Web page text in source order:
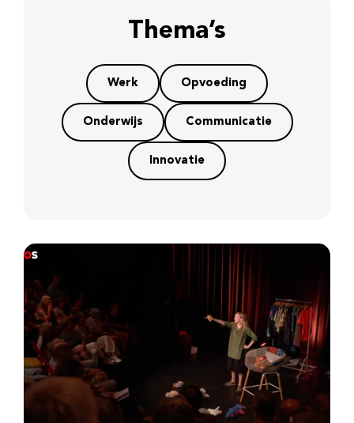
Thema’s
Werk Opvoeding
Onderwijs Communicatie
Innovatie